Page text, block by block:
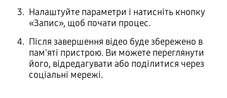
Налаштуйте параметри і натисніть кнопку
«Запис», щоб почати процес.
Після завершення відео буде збережено в
пам'яті пристрою. Ви можете переглянути
його, відредагувати або поділитися через
соціальні мережі.